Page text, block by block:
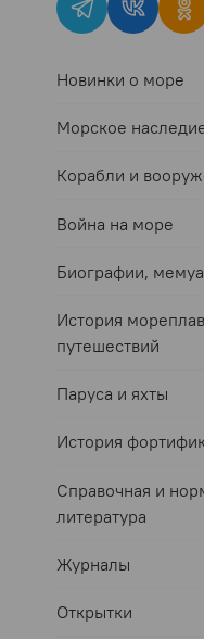
Новинки о море
Морское
Корабли и
Война на море
Биографии,
История
путешествий
Паруса и яхты
История
Справочная и
литература
Журналы
Открытки